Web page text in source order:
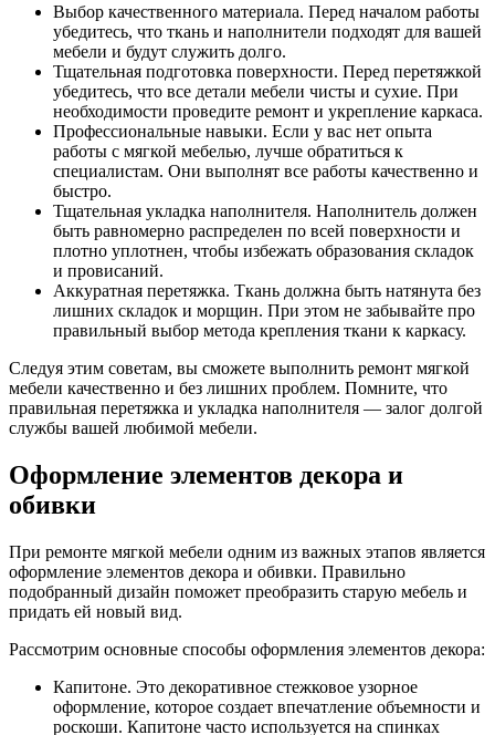
Выбор качественного материала. Перед началом работы
убедитесь, что ткань и наполнители подходят для вашей
мебели и будут служить долго.
Тщательная подготовка поверхности. Перед перетяжкой
убедитесь, что все детали мебели чисты и сухие. При
необходимости проведите ремонт и укрепление каркаса.
Профессиональные навыки. Если у вас нет опыта
работы с мягкой мебелью, лучше обратиться к
специалистам. Они выполнят все работы качественно и
быстро.
Тщательная укладка наполнителя. Наполнитель должен
быть равномерно распределен по всей поверхности и
плотно уплотнен, чтобы избежать образования складок
и провисаний.
Аккуратная перетяжка. Ткань должна быть натянута без
лишних складок и морщин. При этом не забывайте про
правильный выбор метода крепления ткани к каркасу.
Следуя этим советам, вы сможете выполнить ремонт мягкой
мебели качественно и без лишних проблем. Помните, что
правильная перетяжка и укладка наполнителя — залог долгой
службы вашей любимой мебели.
Оформление элементов декора и
обивки
При ремонте мягкой мебели одним из важных этапов является
оформление элементов декора и обивки. Правильно
подобранный дизайн поможет преобразить старую мебель и
придать ей новый вид.
Рассмотрим основные способы оформления элементов декора:
Капитоне. Это декоративное стежковое узорное
оформление, которое создает впечатление объемности и
роскоши. Капитоне часто используется на спинках